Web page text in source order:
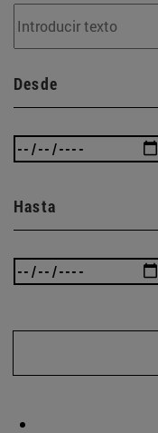
Desde
Hasta